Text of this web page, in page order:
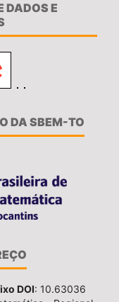
DADOS E
DA SBEM-TO
DOI: 10.63036